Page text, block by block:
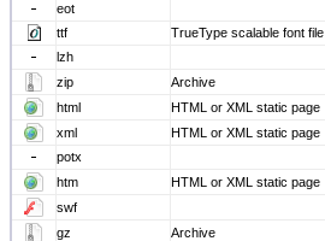
eot
ttf
TrueType scalable font file
lzh
zip
Archive
html
HTML or XML static page
xml
HTML or XML static page
potx
htm
HTML or XML static page
swf
gz
Archive